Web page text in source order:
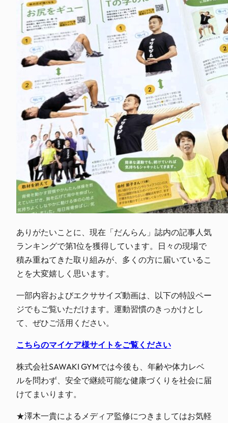
ありがたいことに、現在「だんらん」誌内の記事人気
ランキングで第1位を獲得しています。日々の現場で
積み重ねてきた取り組みが、多くの方に届いているこ
とを大変嬉しく思います。
一部内容およびエクササイズ動画は、以下の特設ペー
ジでもご覧いただけます。運動習慣のきっかけとし
て、ぜひご活用ください。
こちらのマイケア様サイトをご覧ください
株式会社SAWAKI GYMでは今後も、年齢や体力レベ
ルを問わず、安全で継続可能な健康づくりを社会に届
けてまいります。
★澤木一貴によるメディア監修につきましてはお気軽